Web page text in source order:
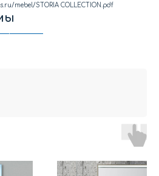
mebel/STORIA COLLECTION.pdf